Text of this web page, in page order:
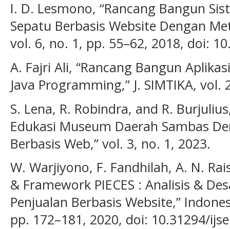
I. D. Lesmono, “Rancang Bangun
Sepatu Berbasis Website Dengan
vol. 6, no. 1, pp. 55–62, 2018, doi:
A. Fajri Ali, “Rancang Bangun
Java Programming,” J. SIMTIKA,
S. Lena, R. Robindra, and R.
Edukasi Museum Daerah Sambas
Berbasis Web,” vol. 3, no. 1, 2023.
W. Warjiyono, F. Fandhilah, A. N.
& Framework PIECES : Analisis &
Penjualan Berbasis Website,”
pp. 172–181, 2020, doi: 10.31294/